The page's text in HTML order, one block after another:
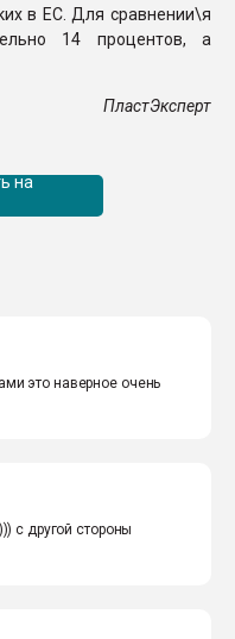
в ЕС. Для сравнении\я
14 процентов, а
ПластЭксперт
на
это наверное очень
с другой стороны